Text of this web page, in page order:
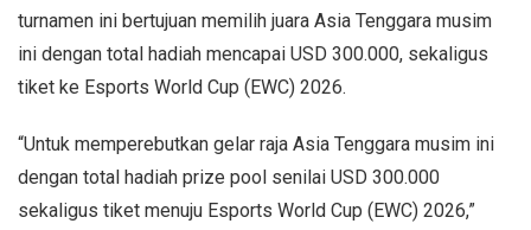
turnamen ini bertujuan memilih juara Asia Tenggara musim
ini dengan total hadiah mencapai USD 300.000, sekaligus
tiket ke Esports World Cup (EWC) 2026.
“Untuk memperebutkan gelar raja Asia Tenggara musim ini
dengan total hadiah prize pool senilai USD 300.000
sekaligus tiket menuju Esports World Cup (EWC) 2026,”